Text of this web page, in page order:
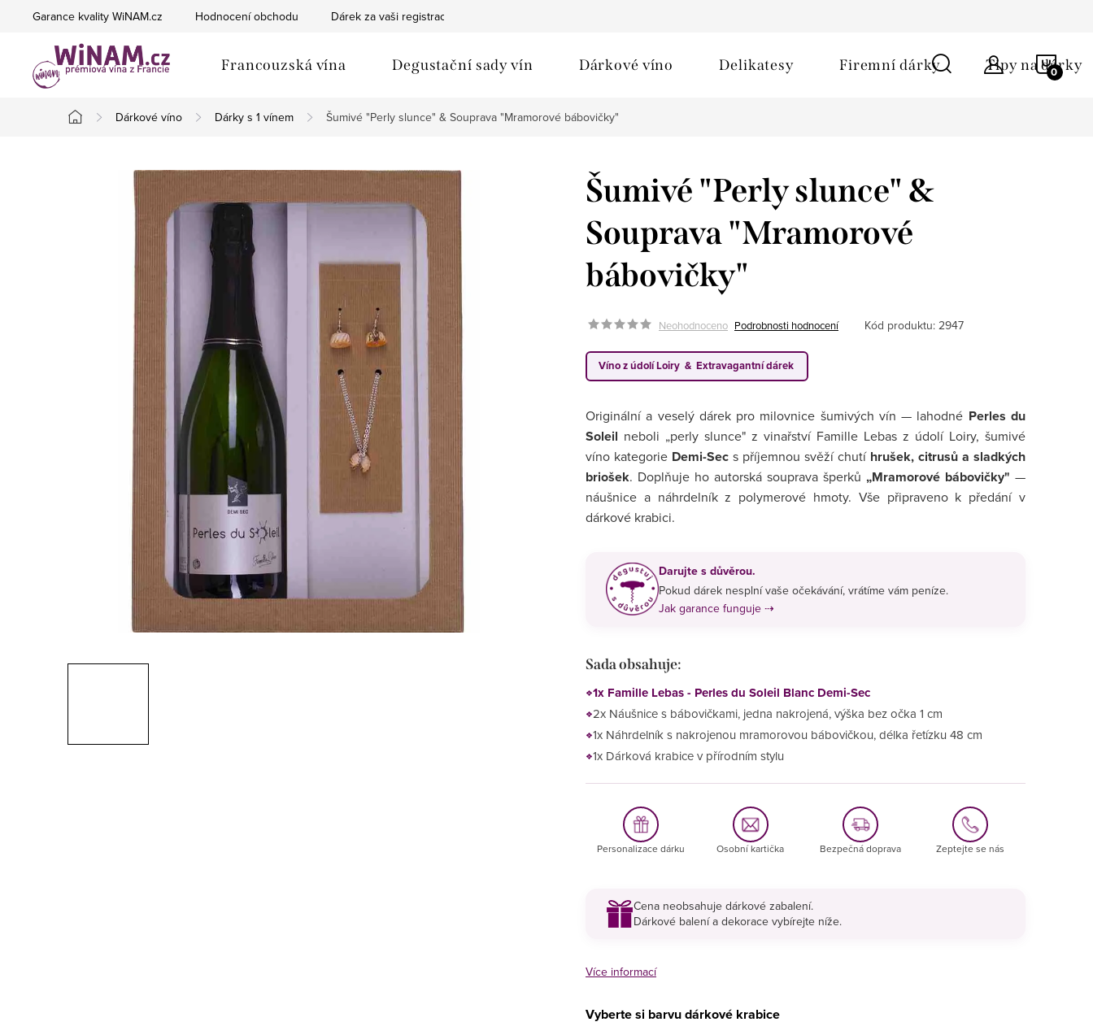
Garance kvality WiNAM.cz Hodnocení obchodu Dárek za vaši registraci
Francouzská vína Degustační sady vín Dárkové víno Delikatesy Firemní dárky Tipy na dárky
Domů
Dárkové víno Dárky s 1 vínem Šumivé "Perly slunce" & Souprava "Mramorové bábovičky"
Šumivé "Perly slunce" &
Souprava "Mramorové
bábovičky"
Neohodnoceno Podrobnosti hodnocení Kód produktu: 2947
Víno z údolí Loiry & Extravagantní dárek
Originální a veselý dárek pro milovnice šumivých vín — lahodné Perles du
Soleil neboli „perly slunce" z vinařství Famille Lebas z údolí Loiry, šumivé
víno kategorie Demi-Sec s příjemnou svěží chutí hrušek, citrusů a sladkých
briošek. Doplňuje ho autorská souprava šperků „Mramorové bábovičky" —
náušnice a náhrdelník z polymerové hmoty. Vše připraveno k předání v
dárkové krabici.
Darujte s důvěrou.
Pokud dárek nesplní vaše očekávání, vrátíme vám peníze.
Jak garance funguje ⇢
Sada obsahuje:
1x Famille Lebas - Perles du Soleil Blanc Demi-Sec
2x Náušnice s bábovičkami, jedna nakrojená, výška bez očka 1 cm
1x Náhrdelník s nakrojenou mramorovou bábovičkou, délka řetízku 48 cm
1x Dárková krabice v přírodním stylu
Personalizace dárku Osobní kartička Bezpečná doprava Zeptejte se nás
Cena neobsahuje dárkové zabalení.
Dárkové balení a dekorace vybírejte níže.
Více informací
Vyberte si barvu dárkové krabice